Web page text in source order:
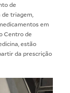
de
de triagem,
em
Centro de
estão
da prescrição